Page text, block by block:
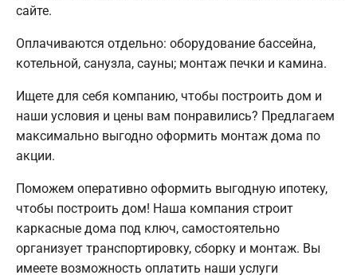
сайте.
Оплачиваются отдельно: оборудование бассейна,
котельной, санузла, сауны; монтаж печки и камина.
Ищете для себя компанию, чтобы построить дом и
наши условия и цены вам понравились? Предлагаем
максимально выгодно оформить монтаж дома по
акции.
Поможем оперативно оформить выгодную ипотеку,
чтобы построить дом! Наша компания строит
каркасные дома под ключ, самостоятельно
организует транспортировку, сборку и монтаж. Вы
имеете возможность оплатить наши услуги